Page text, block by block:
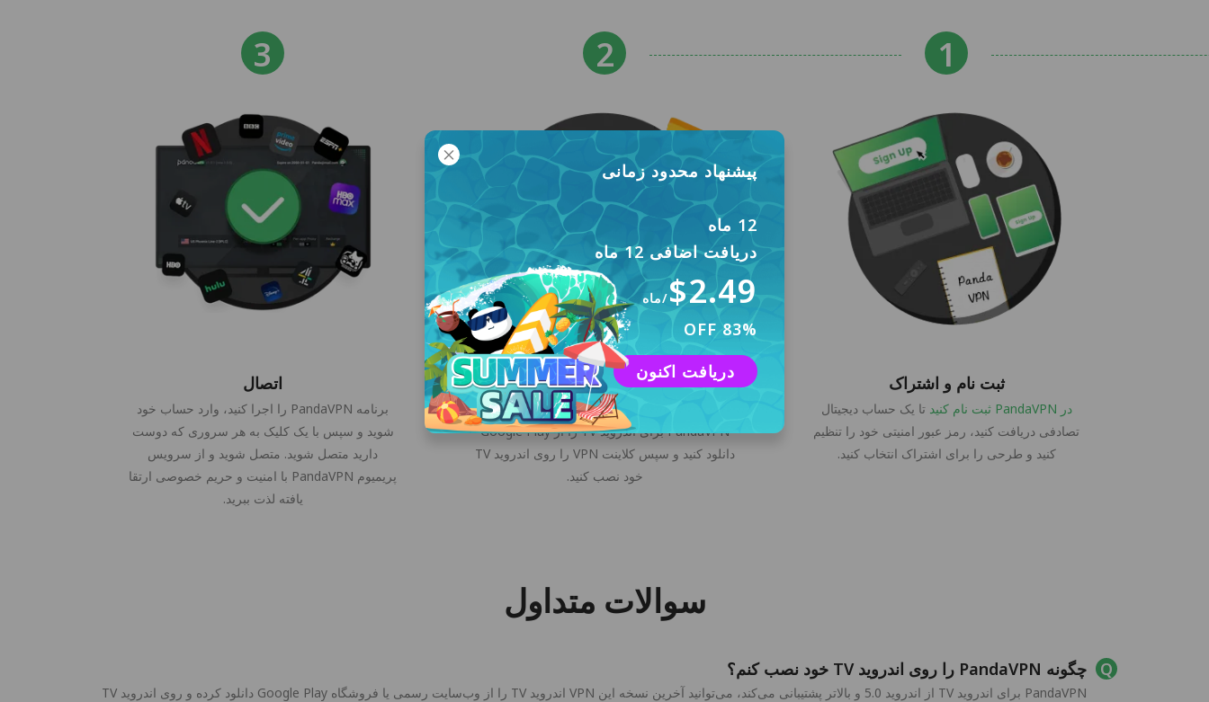
ثبت نام و اشتراک
در PandaVPN ثبت نام کنید
تا یک حساب دیجیتال
تصادفی دریافت کنید، رمز عبور امنیتی خود را تنظیم
کنید و طرحی را برای اشتراک انتخاب کنید.
دانلود و نصب
روی دکمه "دانلود رایگان" کلیک کنید یا نصب‌کننده
PandaVPN برای اندروید TV را از Google Play
دانلود کنید و سپس کلاینت VPN را روی اندروید TV
خود نصب کنید.
اتصال
برنامه PandaVPN را اجرا کنید، وارد حساب خود
شوید و سپس با یک کلیک به هر سروری که دوست
دارید متصل شوید. متصل شوید و از سرویس
پریمیوم PandaVPN با امنیت و حریم خصوصی ارتقا
یافته لذت ببرید.
سوالات متداول
چگونه PandaVPN را روی اندروید TV خود نصب کنم؟
PandaVPN برای اندروید TV از اندروید 5.0 و بالاتر پشتیبانی می‌کند، می‌توانید آخرین نسخه این VPN اندروید TV را از وب‌سایت رسمی یا فروشگاه Google Play دانلود کرده و روی اندروید TV
پیشنهاد محدود زمانی
12 ماه
دریافت اضافی 12 ماه
$2.49/ماه
83% OFF
دریافت اکنون